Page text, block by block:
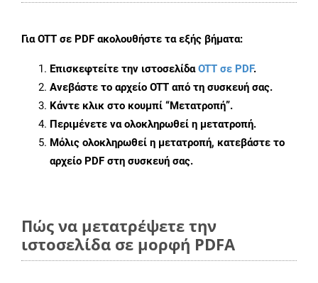
ΓιαOTT σε PDF ακολουθήστε τα εξής βήματα:
Επισκεφτείτε την ιστοσελίδαOTT σε PDF.
Ανεβάστε το αρχείο OTT από τη συσκευή σας.
Κάντε κλικ στο κουμπί “Μετατροπή”.
Περιμένετε να ολοκληρωθεί η μετατροπή.
Μόλις ολοκληρωθεί η μετατροπή, κατεβάστε το
αρχείο PDF στη συσκευή σας.
Πώς να μετατρέψετε την
ιστοσελίδα σε μορφή PDFA